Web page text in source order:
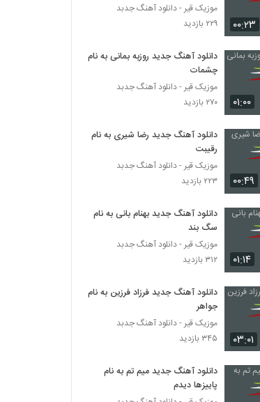
Amir Hossein Azimi Koja Residi
۲۱۰ بازدید
دانلود آهنگ بانوی پاییزی از سالار نادی
۲۲۳ بازدید
دانلود آهنگ قصه تنهایی ما از بهرام راد به همراه
متن ترانه
۲۱۲ بازدید
آهنگ وصلم بهت از ابراهیم هاشمی(پاپ)
۲۰۴ بازدید
دانلود آهنگ محمد ابرونتن بنال ای دل
(Mohammad Abroontan Benal Ey Del)
۱۹۵ بازدید
دانلود آهنگ رویشت از عطا رادفر
۲۱۶ بازدید
دانلود آهنگ علی دقان دل دل
۲۴۰ بازدید
۰۰:۲۳
موزیک قیر - دانلود آهنگ جدبد
۲۲۹ بازدید
۰۱:۰۰
دانلود آهنگ جدید روزبه بمانی به نام
چشمات
موزیک قیر - دانلود آهنگ جدبد
۲۷۰ بازدید
۰۰:۴۹
دانلود آهنگ جدید رضا شیری به نام
رقیبت
موزیک قیر - دانلود آهنگ جدبد
۲۲۳ بازدید
۰۱:۱۴
دانلود آهنگ جدید بهنام بانی به نام
سگ بند
موزیک قیر - دانلود آهنگ جدبد
۳۱۲ بازدید
۰۳:۰۱
دانلود آهنگ جدید فرزاد فرزین به نام
جواهر
موزیک قیر - دانلود آهنگ جدبد
۳۴۵ بازدید
دانلود آهنگ جدید میم تم به نام
پاییزها دیدم